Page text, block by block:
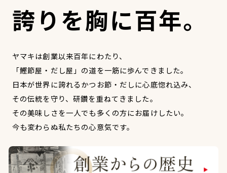
サッと鍋® 楽チン鍋®
時短レシピ
おいしいレシピを商品から探す
かつお節レシピ
めんつゆレシピ
割烹白だしレシピ
ヤマキ かつお節プラス®
かつお節・だしを楽しむ
だしコミュ
- ヤマキ かつお節プラス®
- ジョブリターン制
コミュニティサイト
誇りを胸に百年。
ヤマキは創業以来百年にわたり、
「鰹節屋・だし屋」の道を一筋に歩んできました。
日本が世界に誇れるかつお節・だしに心底惚れ込み、
その伝統を守り、研鑽を重ねてきました。
その美味しさを一人でも多くの方にお届けしたい。
今も変わらぬ私たちの心意気です。